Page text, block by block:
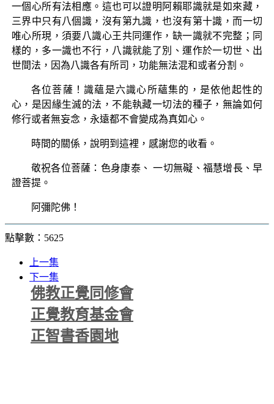
一個心所有法相應。這也可以證明阿賴耶識就是如來藏，
三界中只有八個識，沒有第九識，也沒有第十識，而一切
唯心所現，須要八識心王共同運作，缺一識就不完整；同
樣的，多一識也不行，八識就能了別、運作於一切世、出
世間法，因為八識各有所司，功能無法混和或者分割。
各位菩薩！識蘊是六識心所蘊集的，是依他起性的
心，是因緣生滅的法，不能執藏一切法的種子，無論如何
修行或者無妄念，永遠都不會變成為真如心。
時間的關係，說明到這裡，感謝您的收看。
敬祝各位菩薩：色身康泰、 一切無礙、福慧增長、早
證菩提。
阿彌陀佛！
點擊數：5625
上一集
下一集
佛教正覺同修會
正覺教育基金會
正智書香園地